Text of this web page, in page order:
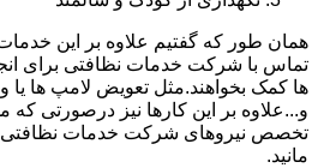
همان طور که گفتیم علاوه بر این
تماس با شرکت خدمات نظافتی برای
ها کمک بخواهند.مثل تعویض لامپ ها یا
و...علاوه بر این کارها نیز درصورتی که
تخصص نیروهای شرکت خدمات نظافتی
مانید.